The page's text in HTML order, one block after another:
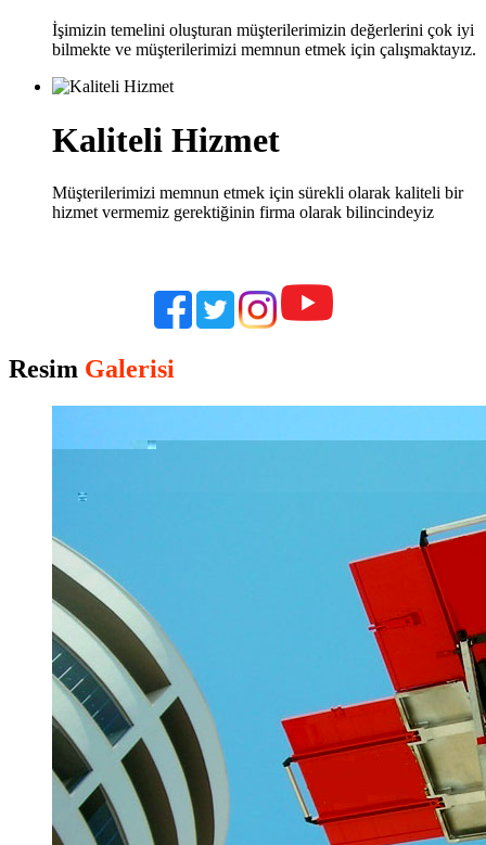
İşimizin temelini oluşturan müşterilerimizin değerlerini çok iyi
bilmekte ve müşterilerimizi memnun etmek için çalışmaktayız.
Kaliteli Hizmet
Müşterilerimizi memnun etmek için sürekli olarak kaliteli bir
hizmet vermemiz gerektiğinin firma olarak bilincindeyiz
Resim Galerisi